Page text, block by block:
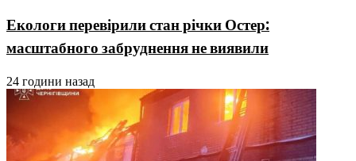
Екологи перевірили стан річки Остер:
масштабного забруднення не виявили
24 години назад